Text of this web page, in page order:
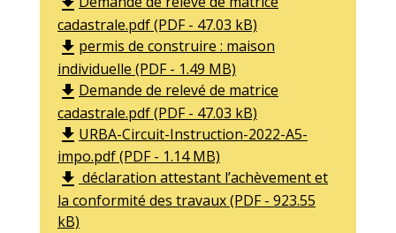
cadastrale.pdf (PDF - 47.03 kB)
file_download permis de construire : maison
individuelle (PDF - 1.49 MB)
file_download Demande de relevé de matrice
cadastrale.pdf (PDF - 47.03 kB)
file_download URBA-Circuit-Instruction-2022-A5-
impo.pdf (PDF - 1.14 MB)
file_download déclaration attestant l’achèvement et
la conformité des travaux (PDF - 923.55
kB)